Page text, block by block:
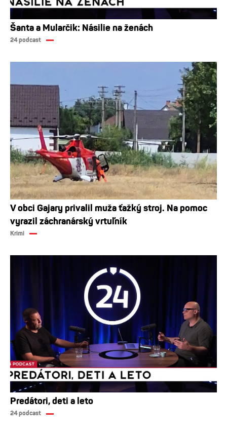
Šanta a Mularčik: Násilie na ženách
24 podcast
V obci Gajary privalil muža ťažký stroj. Na pomoc
vyrazil záchranárský vrtuľník
Krimi
Predátori, deti a leto
24 podcast